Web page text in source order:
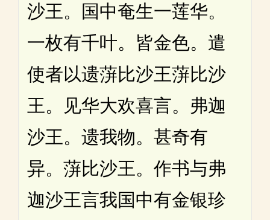
沙王。国中奄生一莲华。
一枚有千叶。皆金色。遣
使者以遗蓱比沙王蓱比沙
王。见华大欢喜言。弗迦
沙王。遗我物。甚奇有
异。蓱比沙王。作书与弗
迦沙王言我国中有金银珍